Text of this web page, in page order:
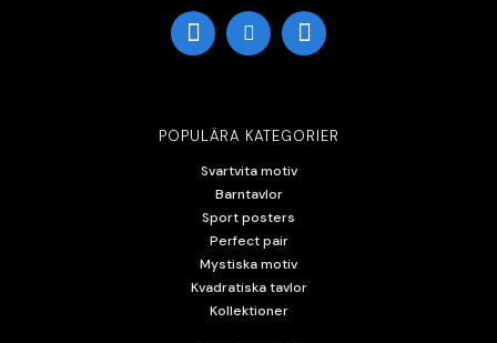
POPULÄRA KATEGORIER
Svartvita motiv
Barntavlor
Sport posters
Perfect pair
Mystiska motiv
Kvadratiska tavlor
Kollektioner